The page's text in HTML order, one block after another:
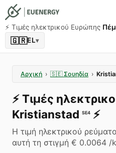
⚡️ Τιμές ηλεκτρικού Ευρώπης
🇬🇷EL▾
Αρχική › 🇸🇪 Σουηδία ›
⚡️Τιμές
Kristianstad SE4 ⚡️
Η τιμή ηλεκτρικού
αυτή τη στιγμή € 0.0064 /